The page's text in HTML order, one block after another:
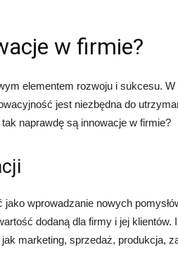
w firmie?
elementem rozwoju i sukcesu.
jest niezbędna do
naprawdę są innowacje w firmie?
wprowadzanie nowych
dodaną dla firmy i jej
marketing, sprzedaż, produkcja,